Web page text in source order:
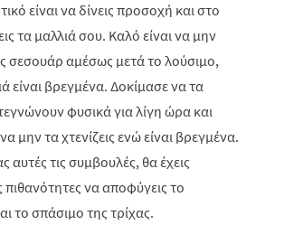
είναι να δίνεις προσοχή και στο
τα μαλλιά σου. Καλό είναι να μην
σεσουάρ αμέσως μετά το λούσιμο,
είναι βρεγμένα. Δοκίμασε να τα
φυσικά για λίγη ώρα και
μην τα χτενίζεις ενώ είναι βρεγμένα.
αυτές τις συμβουλές, θα έχεις
πιθανότητες να αποφύγεις το
το σπάσιμο της τρίχας.